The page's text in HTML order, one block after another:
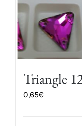
Triangle
0,65€